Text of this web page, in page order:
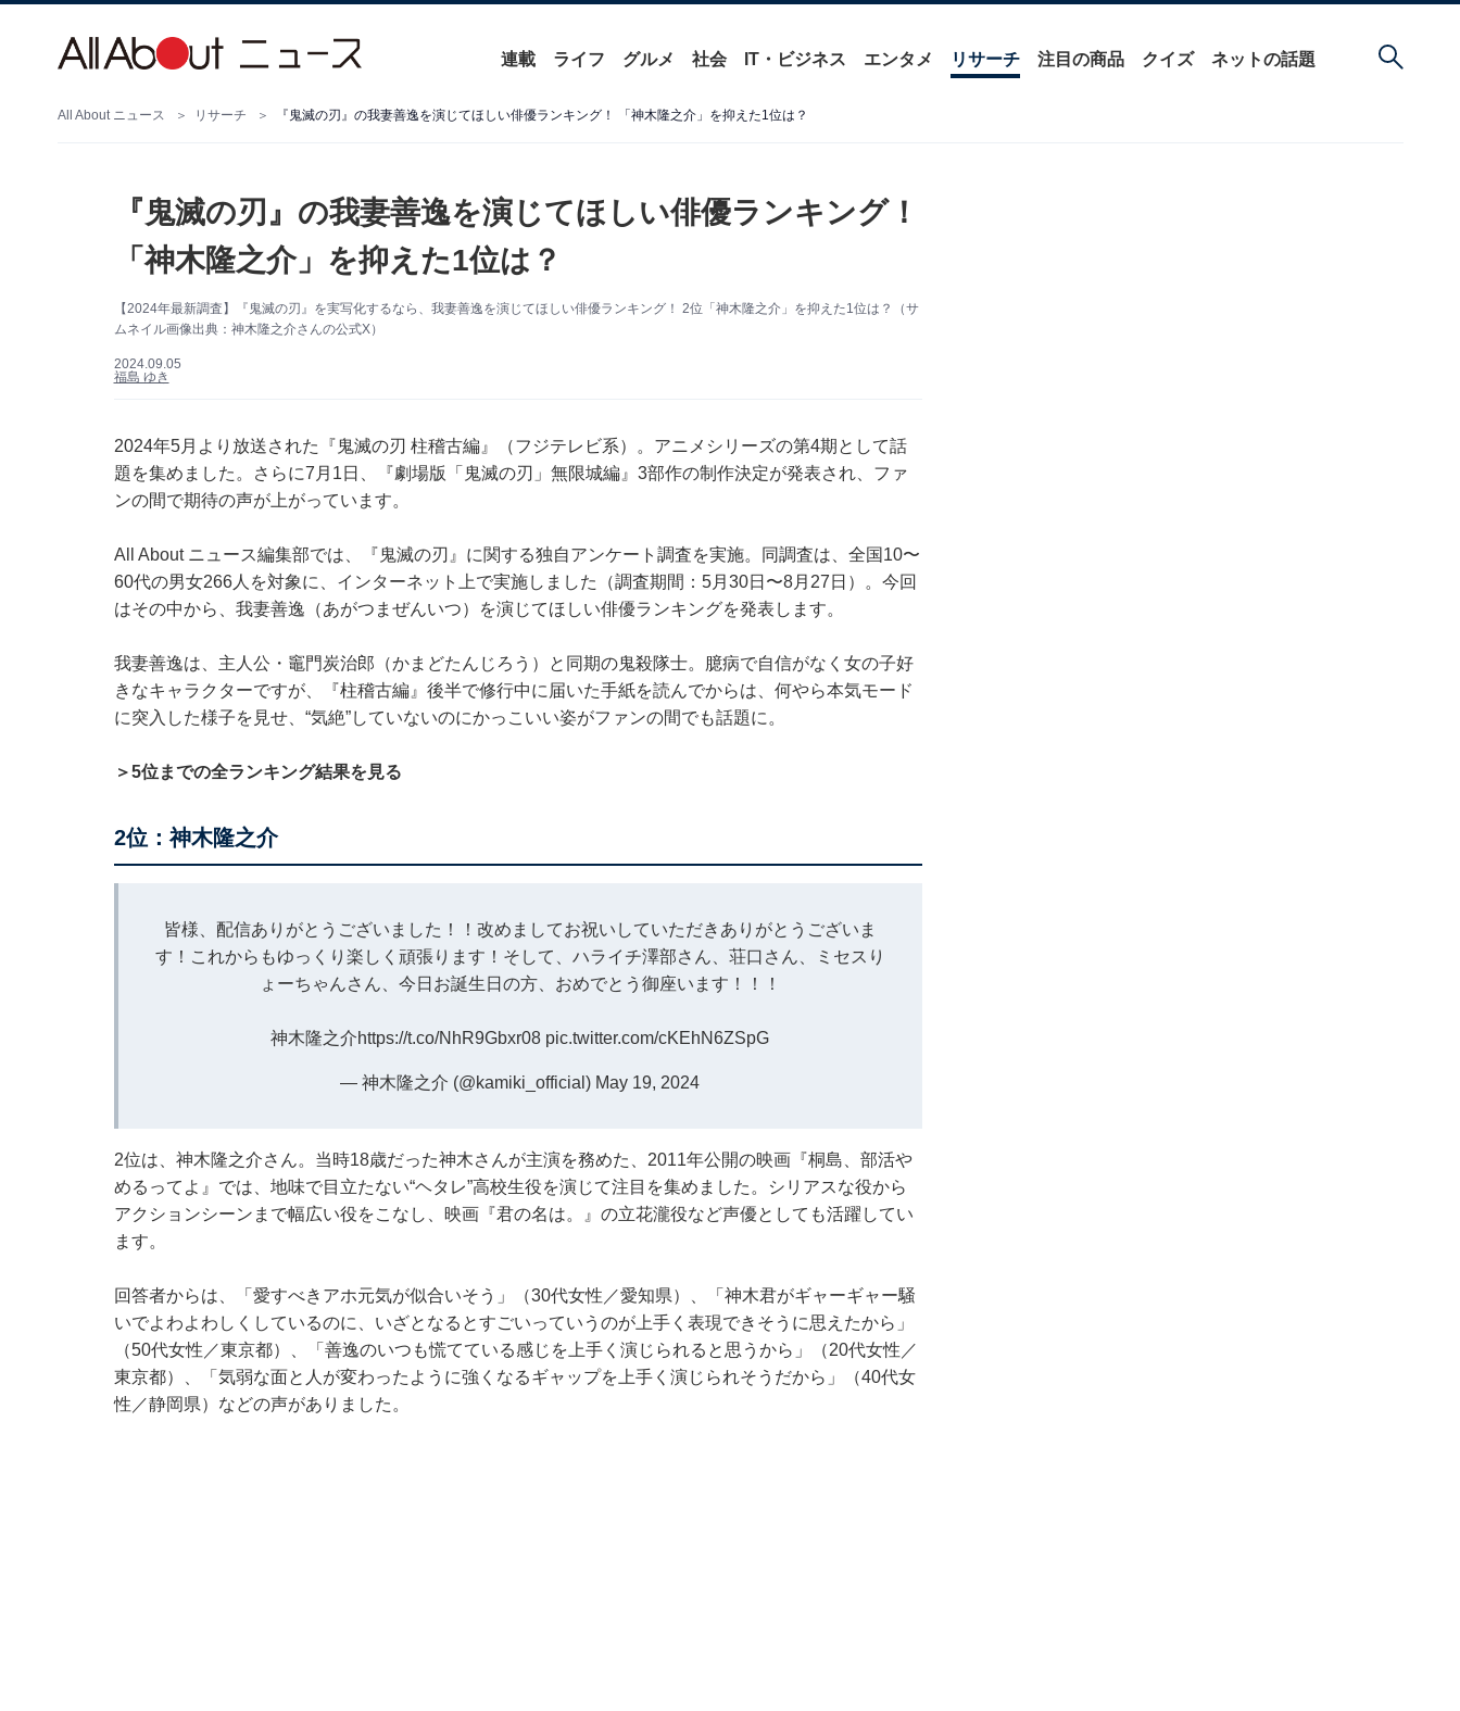
連載 ライフ グルメ 社会 IT・ビジネス エンタメ リサーチ 注目の商品 クイズ ネットの話題
All About ニュース リサーチ 『鬼滅の刃』の我妻善逸を演じてほしい俳優ランキング！ 「神木隆之介」を抑えた1位は？
『鬼滅の刃』の我妻善逸を演じてほしい俳優ランキング！
「神木隆之介」を抑えた1位は？
【2024年最新調査】『鬼滅の刃』を実写化するなら、我妻善逸を演じてほしい俳優ランキング！ 2位「神木隆之介」を抑えた1位は？（サ
ムネイル画像出典：神木隆之介さんの公式X）
2024.09.05
福島 ゆき
2024年5月より放送された『鬼滅の刃 柱稽古編』（フジテレビ系）。アニメシリーズの第4期として話
題を集めました。さらに7月1日、『劇場版「鬼滅の刃」無限城編』3部作の制作決定が発表され、ファ
ンの間で期待の声が上がっています。
All About ニュース編集部では、『鬼滅の刃』に関する独自アンケート調査を実施。同調査は、全国10〜
60代の男女266人を対象に、インターネット上で実施しました（調査期間：5月30日〜8月27日）。今回
はその中から、我妻善逸（あがつまぜんいつ）を演じてほしい俳優ランキングを発表します。
我妻善逸は、主人公・竈門炭治郎（かまどたんじろう）と同期の鬼殺隊士。臆病で自信がなく女の子好
きなキャラクターですが、『柱稽古編』後半で修行中に届いた手紙を読んでからは、何やら本気モード
に突入した様子を見せ、“気絶”していないのにかっこいい姿がファンの間でも話題に。
＞5位までの全ランキング結果を見る
2位：神木隆之介
皆様、配信ありがとうございました！！改めましてお祝いしていただきありがとうございま
す！これからもゆっくり楽しく頑張ります！そして、ハライチ澤部さん、荘口さん、ミセスり
ょーちゃんさん、今日お誕生日の方、おめでとう御座います！！！
神木隆之介https://t.co/NhR9Gbxr08 pic.twitter.com/cKEhN6ZSpG
— 神木隆之介 (@kamiki_official) May 19, 2024
2位は、神木隆之介さん。当時18歳だった神木さんが主演を務めた、2011年公開の映画『桐島、部活や
めるってよ』では、地味で目立たない“ヘタレ”高校生役を演じて注目を集めました。シリアスな役から
アクションシーンまで幅広い役をこなし、映画『君の名は。』の立花瀧役など声優としても活躍してい
ます。
回答者からは、「愛すべきアホ元気が似合いそう」（30代女性／愛知県）、「神木君がギャーギャー騒
いでよわよわしくしているのに、いざとなるとすごいっていうのが上手く表現できそうに思えたから」
（50代女性／東京都）、「善逸のいつも慌てている感じを上手く演じられると思うから」（20代女性／
東京都）、「気弱な面と人が変わったように強くなるギャップを上手く演じられそうだから」（40代女
性／静岡県）などの声がありました。